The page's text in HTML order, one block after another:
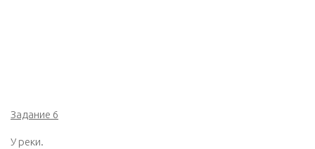
Задание 6
У реки.